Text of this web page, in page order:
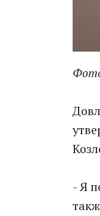
- Я